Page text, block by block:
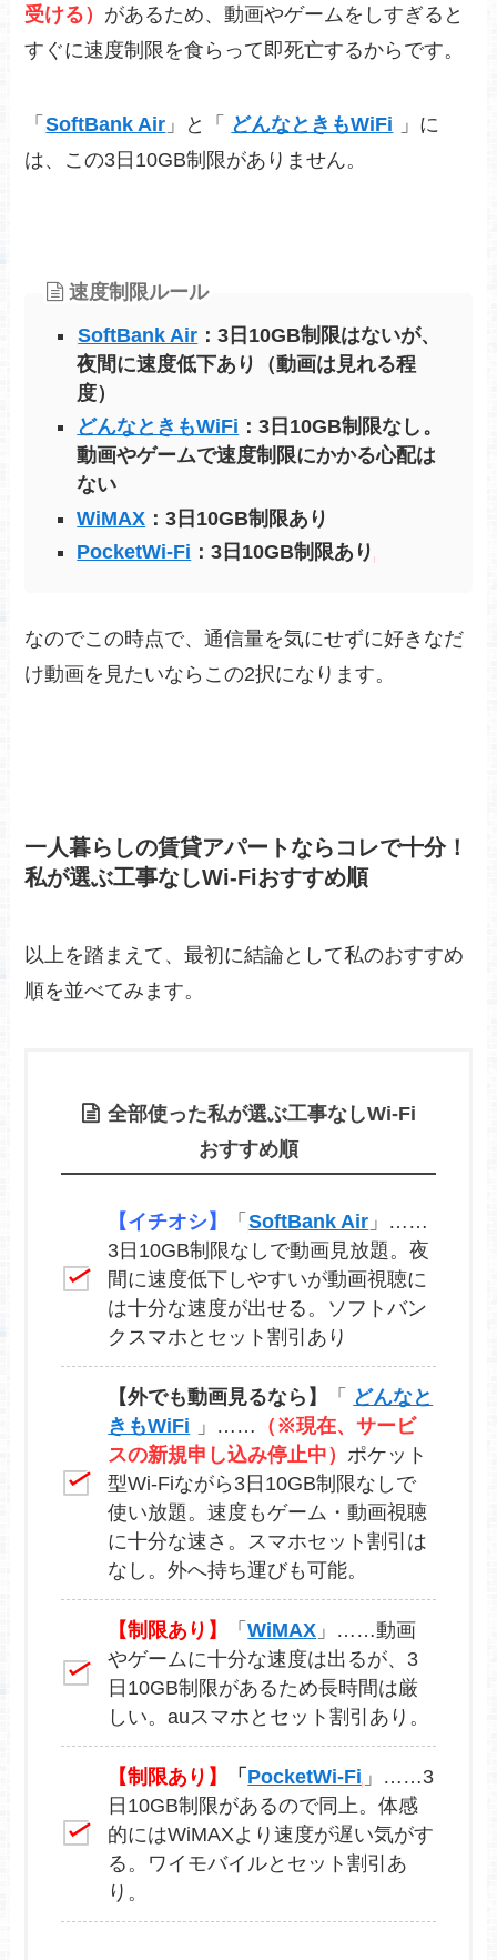
受ける） があるため、動画やゲームをしすぎると
すぐに速度制限を食らって即死亡するからです。
「SoftBank Air 」と「 どんなときもWiFi
」に
は、この3日10GB制限がありません。
速度制限ルール
SoftBank Air ：3日10GB制限はないが、
夜間に速度低下あり（動画は見れる程
度）
どんなときもWiFi ：3日10GB制限なし 。
動画やゲームで速度制限にかかる心配は
ない
WiMAX ：3日10GB制限あり
PocketWi-Fi ：3日10GB制限あり
なのでこの時点で、通信量を気にせずに好きなだ
け動画を見たいならこの2択になります。
一人暮らしの賃貸アパートならコレで十分！
私が選ぶ工事なしWi-Fiおすすめ順
以上を踏まえて、最初に結論として私のおすすめ
順を並べてみます。
全部使った私が選ぶ工事なしWi-Fi
おすすめ順
【イチオシ】 「SoftBank Air 」……
3日10GB制限なしで動画見放題。夜
間に速度低下しやすいが動画視聴に
は十分な速度が出せる。ソフトバン
クスマホとセット割引あり
【外でも動画見るなら】 「
どんなと
きもWiFi
」……
（※現在、サービ
スの新規申し込み停止中） ポケット
型Wi-Fiながら3日10GB制限なしで
使い放題。速度もゲーム・動画視聴
に十分な速さ。スマホセット割引は
なし。外へ持ち運びも可能。
【制限あり】 「WiMAX 」……動画
やゲームに十分な速度は出るが、3
日10GB制限があるため長時間は厳
しい。auスマホとセット割引あり。
【制限あり】 「 PocketWi-Fi 」……3
日10GB制限があるので同上。体感
的にはWiMAXより速度が遅い気がす
る。ワイモバイルとセット割引あ
り。